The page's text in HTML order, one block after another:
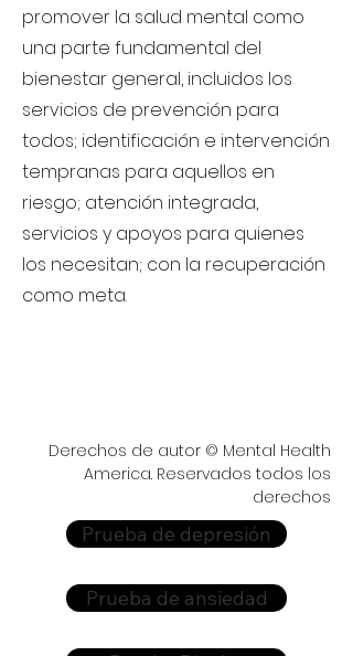
promover la salud mental como
una parte fundamental del
bienestar general, incluidos los
servicios de prevención para
todos; identificación e intervención
tempranas para aquellos en
riesgo; atención integrada,
servicios y apoyos para quienes
los necesitan; con la recuperación
como meta.
Derechos de autor © Mental Health
America. Reservados todos los
derechos
Prueba de depresión
Prueba de ansiedad